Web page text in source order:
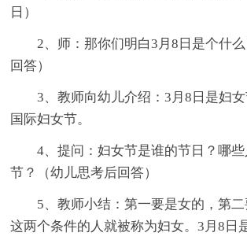
日）
2、师：那你们明白3月8日是个什
回答）
3、教师向幼儿介绍：3月8日是妇
国际妇女节。
4、提问：妇女节是谁的节日？哪
节？（幼儿思考后回答）
5、教师小结：第一要是女的，第
这两个条件的人就被称为妇女。3月8日